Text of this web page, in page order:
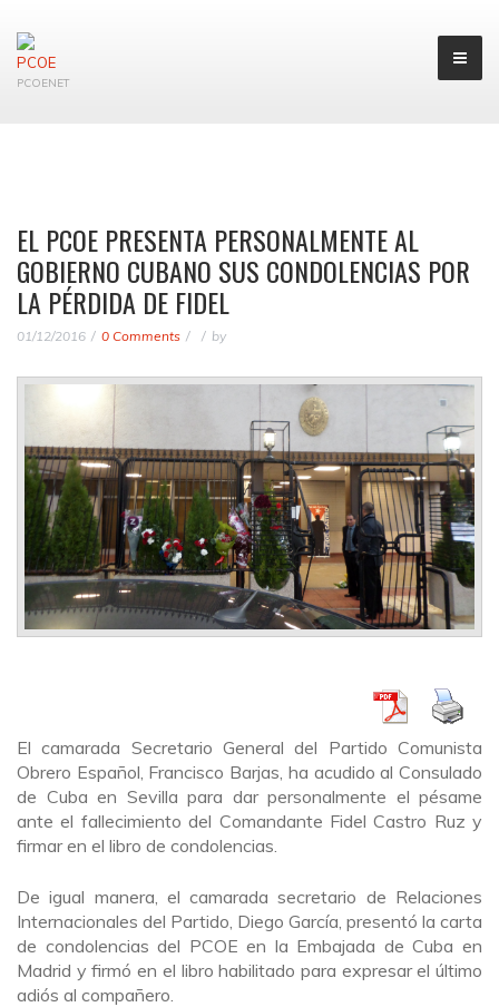
PCOENET
EL PCOE PRESENTA PERSONALMENTE AL
GOBIERNO CUBANO SUS CONDOLENCIAS POR
LA PÉRDIDA DE FIDEL
01/12/2016 0 Comments by
El camarada Secretario General del Partido Comunista
Obrero Español, Francisco Barjas, ha acudido al Consulado
de Cuba en Sevilla para dar personalmente el pésame
ante el fallecimiento del Comandante Fidel Castro Ruz y
firmar en el libro de condolencias.
De igual manera, el camarada secretario de Relaciones
Internacionales del Partido, Diego García, presentó la carta
de condolencias del PCOE en la Embajada de Cuba en
Madrid y firmó en el libro habilitado para expresar el último
adiós al compañero.